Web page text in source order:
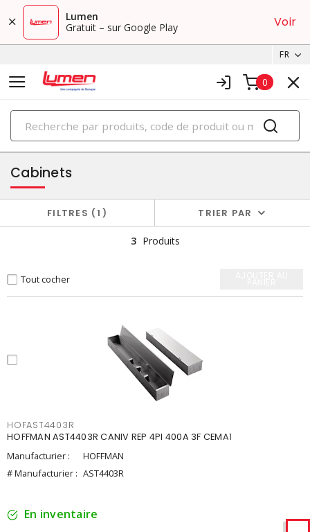
Lumen
Gratuit – sur Google Play
Voir
FR
0
PRODUITS
boîtiers et cabinets
Cabinets
FILTRES 1 TRIER PAR
3 Produits
Tout cocher
HOFAST4403R
HOFFMAN AST4403R CANIV REP 4PI 400A 3F CEMA1
Manufacturier :
HOFFMAN
# Manufacturier : AST4403R
En inventaire